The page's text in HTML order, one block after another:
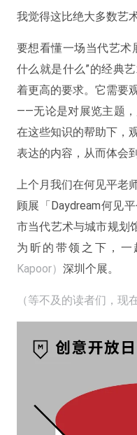
我觉得这比绝大多数艺
要想看懂一场当代艺术
什么就是什么”的经典
着更高的要求。它需要
——无论是对展览主题，
在这些知识的帮助下，
表达的内容，从而体会
上个月我们在何见平老
顾展「Daydream何见
市当代艺术与城市规划
为昕的带领之下，一
Kapoor） 深圳个展。
（等不及的读者们，现